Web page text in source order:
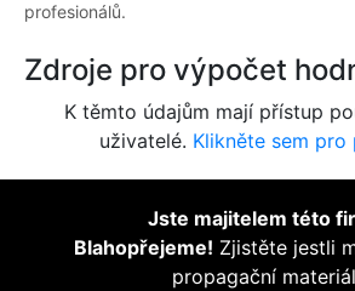
profesionálů.
Zdroje pro výpočet
K těmto údajům mají přístup
uživatelé. Klikněte sem pro
Jste majitelem této
Blahopřejeme! Zjistěte jestli
propagační